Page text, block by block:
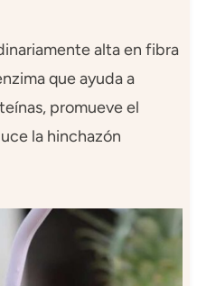
alta en fibra
que ayuda a
promueve el
la hinchazón